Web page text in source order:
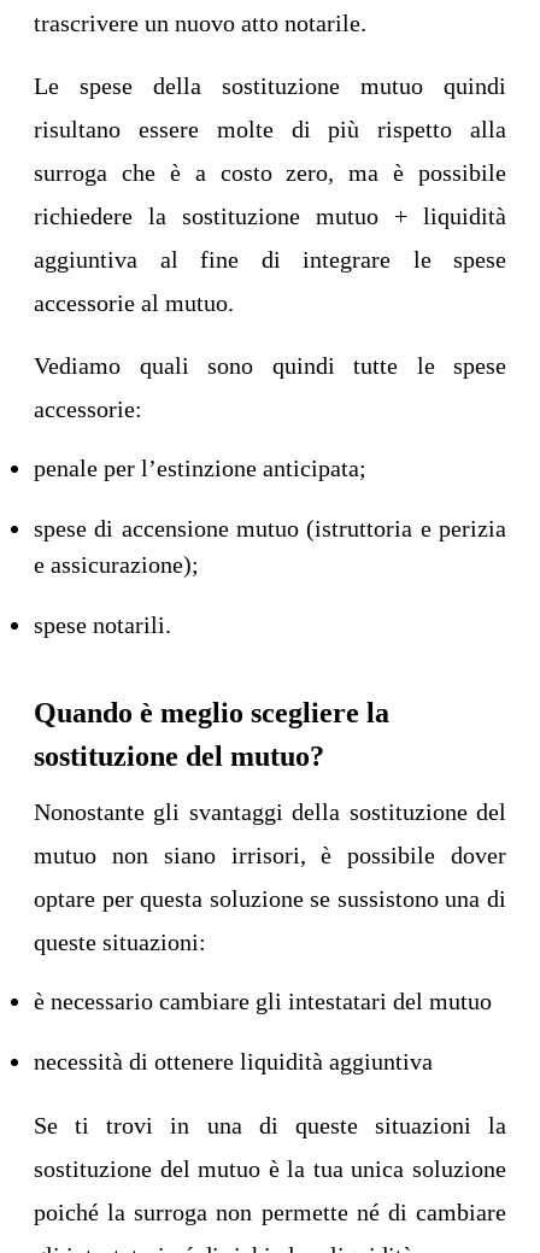
trascrivere un nuovo atto notarile.
Le spese della sostituzione mutuo quindi
risultano essere molte di più rispetto alla
surroga che è a costo zero, ma è possibile
richiedere la sostituzione mutuo + liquidità
aggiuntiva al fine di integrare le spese
accessorie al mutuo.
Vediamo quali sono quindi tutte le spese
accessorie:
penale per l’estinzione anticipata;
spese di accensione mutuo (istruttoria e perizia
e assicurazione);
spese notarili.
Quando è meglio scegliere la
sostituzione del mutuo?
Nonostante gli svantaggi della sostituzione del
mutuo non siano irrisori, è possibile dover
optare per questa soluzione se sussistono una di
queste situazioni:
è necessario cambiare gli intestatari del mutuo
necessità di ottenere liquidità aggiuntiva
Se ti trovi in una di queste situazioni la
sostituzione del mutuo è la tua unica soluzione
poiché la surroga non permette né di cambiare